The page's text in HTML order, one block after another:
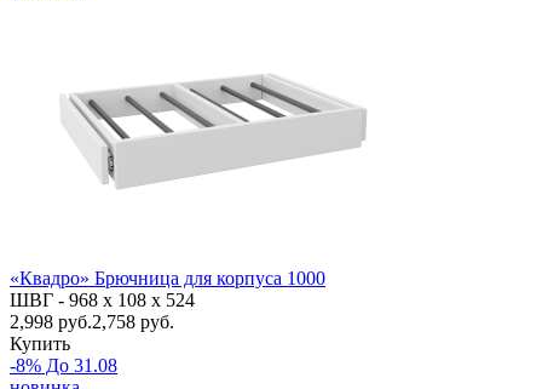
«Квадро» Брючница для корпуса 1000
ШВГ - 968 х 108 х 524
2,998 руб.2,758 руб.
Купить
-8% До 31.08